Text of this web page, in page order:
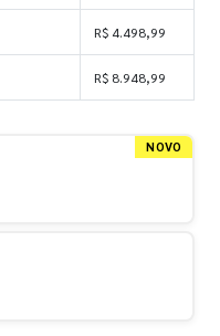
R$ 4.498,99
R$ 8.948,99
NOVO